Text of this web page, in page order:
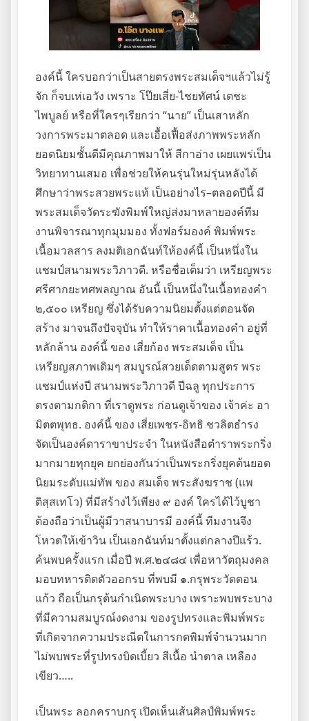
องค์นี้ ใครบอกว่าเป็นสายตรงพระสมเด็จฯแล้วไม่รู้
จัก ก็จบเห่เอวัง เพราะ โป๊ยเสี่ย-ไชยทัศน์ เตชะ
ไพบูลย์ หรือที่ใครๆเรียกว่า “นาย” เป็นเสาหลัก
วงการพระมาตลอด และเอื้อเฟื้อส่งภาพพระหลัก
ยอดนิยมชั้นดีมีคุณภาพมาให้ สีกาอ่าง เผยแพร่เป็น
วิทยาทานเสมอ เพื่อช่วยให้คนรุ่นใหม่รุ่นหลังได้
ศึกษาว่าพระสวยพระแท้ เป็นอย่างไร–ตลอดปีนี้ มี
พระสมเด็จวัดระฆังพิมพ์ใหญ่ส่งมาหลายองค์ทีม
งานพิจารณาทุกมุมมอง ทั้งฟอร์มองค์ พิมพ์พระ
เนื้อมวลสาร ลงมติเอกฉันท์ให้องค์นี้ เป็นหนึ่งใน
แชมป์สนามพระวิภาวดี. หรือชื่อเต็มว่า เหรียญพระ
ศรีศากยะทศพลญาณ อันนี้ เป็นหนึ่งในเนื้อทองคำ
๒,๕๐๐ เหรียญ ซึ่งได้รับความนิยมตั้งแต่ตอนจัด
สร้าง มาจนถึงปัจจุบัน ทำให้ราคาเนื้อทองคำ อยู่ที่
หลักล้าน องค์นี้ ของ เสี่ยก้อง พระสมเด็จ เป็น
เหรียญสภาพเดิมๆ สมบูรณ์สวยเด็ดตามสูตร พระ
แชมป์แห่งปี สนามพระวิภาวดี ปีฉลู ทุกประการ
ตรงตามกติกา ที่เราดูพระ ก่อนดูเจ้าของ เจ้าค่ะ อา
มิตตพุทธ. องค์นี้ ของ เสี่ยเพชร-อิทธิ ชวลิตธำรง
จัดเป็นองค์ดาราขาประจำ ในหนังสือตำราพระกริ่ง
มากมายทุกยุค ยกย่องกันว่าเป็นพระกริ่งยุคต้นยอด
นิยมระดับแม่ทัพ ของ สมเด็จ พระสังฆราช (แพ
ติสฺสเทโว) ที่มีสร้างไว้เพียง ๙ องค์ ใครได้ไว้บูชา
ต้องถือว่าเป็นผู้มีวาสนาบารมี องค์นี้ ทีมงานจึง
โหวตให้เข้าวิน เป็นเอกฉันท์มาตั้งแต่กลางปีแร้ว.
ค้นพบครั้งแรก เมื่อปี พ.ศ.๒๔๘๔ เพื่อหาวัตถุมงคล
มอบทหารติดตัวออกรบ ที่พบมี ๑.กรุพระวัดดอน
แก้ว ถือเป็นกรุต้นกำเนิดพระบาง เพราะพบพระบาง
ที่มีความสมบูรณ์งดงาม ของรูปทรงและพิมพ์พระ
ที่เกิดจากความประณีตในการกดพิมพ์จำนวนมาก
ไม่พบพระที่รูปทรงบิดเบี้ยว สีเนื้อ นำตาล เหลือง
เขียว…..
เป็นพระ ลอกคราบกรุ เปิดเห็นเส้นศิลป์พิมพ์พระ